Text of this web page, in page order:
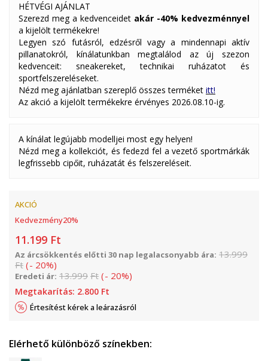
HÉTVÉGI AJÁNLAT
Szerezd meg a kedvenceidet akár -40% kedvezménnyel
a kijelölt termékekre!
Legyen szó futásról, edzésről vagy a mindennapi aktív
pillanatokról, kínálatunkban megtalálod az új szezon
kedvenceit: sneakereket, technikai ruházatot és
sportfelszereléseket.
Nézd meg ajánlatban szereplő összes terméket itt!
Az akció a kijelölt termékekre érvényes 2026.08.10-ig.
A kínálat legújabb modelljei most egy helyen!
Nézd meg a kollekciót, és fedezd fel a vezető sportmárkák
legfrissebb cipőit, ruházatát és felszereléseit.
AKCIÓ
Kedvezmény20%
11.199 Ft
Az árcsökkentés előtti 30 nap legalacsonyabb ára: 13.999
Ft (- 20%)
Eredeti ár: 13.999 Ft (- 20%)
Megtakarítás: 2.800 Ft
Értesítést kérek a leárazásról
Elérhető különböző színekben: